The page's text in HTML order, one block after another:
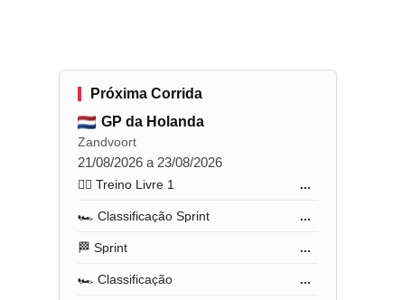
Próxima Corrida
GP da Holanda
Zandvoort
21/08/2026 a 23/08/2026
🏋️‍♂️ Treino Livre 1 ...
🏎️ Classificação Sprint ...
🏁 Sprint ...
🏎️ Classificação ...